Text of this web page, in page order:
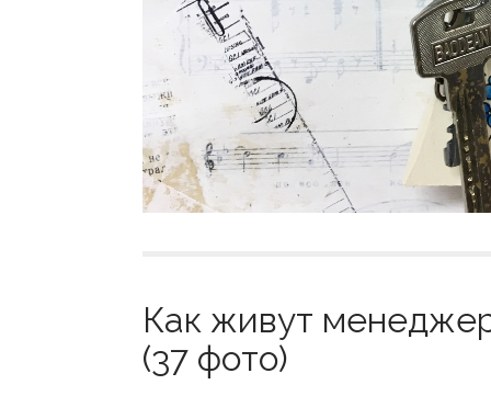
Как живут
(37 фото)